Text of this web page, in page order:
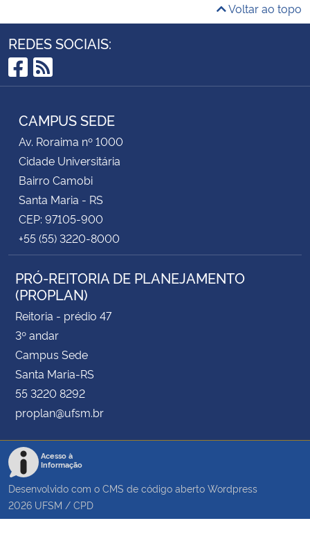
Voltar ao topo
REDES SOCIAIS:
Facebook
RSS
CAMPUS SEDE
Av. Roraima nº 1000
Cidade Universitária
Bairro Camobi
Santa Maria - RS
CEP: 97105-900
+55 (55) 3220-8000
PRÓ-REITORIA DE PLANEJAMENTO
(PROPLAN)
Reitoria - prédio 47
3º andar
Campus Sede
Santa Maria-RS
55 3220 8292
proplan@ufsm.br
Acesso à
Informação
Desenvolvido com o CMS de código aberto Wordpress
2026 UFSM / CPD